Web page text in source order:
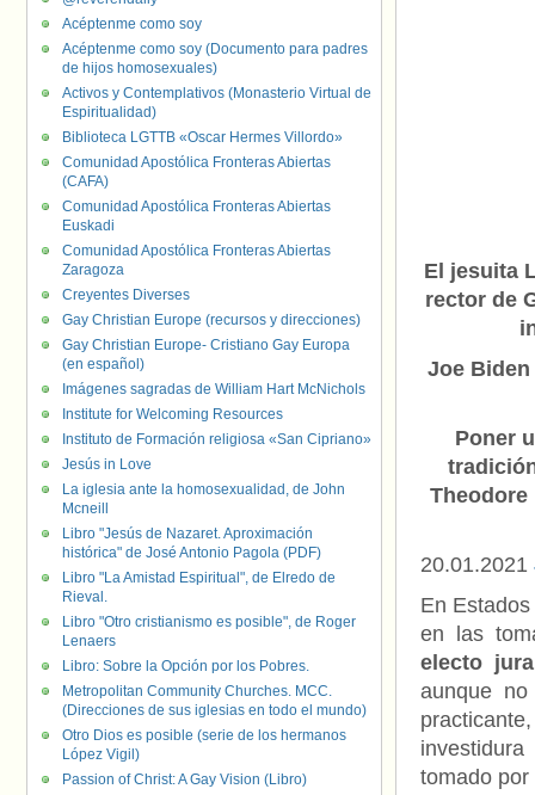
El jesuita
rector de
Joe
Poner
Theodore
20.01.2021
En
en las
electo
aunque
tomado
Acéptenme como soy
Acéptenme como soy (Documento para padres
de hijos homosexuales)
Activos y Contemplativos (Monasterio Virtual de
Espiritualidad)
Biblioteca LGTTB «Oscar Hermes Villordo»
Comunidad Apostólica Fronteras Abiertas
(CAFA)
Comunidad Apostólica Fronteras Abiertas
Euskadi
Comunidad Apostólica Fronteras Abiertas
Zaragoza
Creyentes Diverses
Gay Christian Europe (recursos y direcciones)
Gay Christian Europe- Cristiano Gay Europa
(en español)
Imágenes sagradas de William Hart McNichols
Institute for Welcoming Resources
Instituto de Formación religiosa «San Cipriano»
Jesús in Love
La iglesia ante la homosexualidad, de John
Mcneill
Libro "Jesús de Nazaret. Aproximación
histórica" de José Antonio Pagola (PDF)
Libro "La Amistad Espiritual", de Elredo de
Rieval.
Libro "Otro cristianismo es posible", de Roger
Lenaers
Libro: Sobre la Opción por los Pobres.
Metropolitan Community Churches. MCC.
(Direcciones de sus iglesias en todo el mundo)
Otro Dios es posible (serie de los hermanos
López Vigil)
Passion of Christ: A Gay Vision (Libro)